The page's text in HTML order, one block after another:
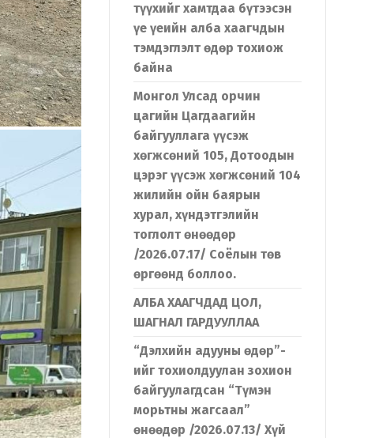
түүхийг хамтдаа бүтээсэн
үе үеийн алба хаагчдын
тэмдэглэлт өдөр тохиож
байна
Монгол Улсад орчин
цагийн Цагдаагийн
байгууллага үүсэж
хөгжсөний 105, Дотоодын
цэрэг үүсэж хөгжсөний 104
жилийн ойн баярын
хурал, хүндэтгэлийн
тоглолт өнөөдөр
/2026.07.17/ Соёлын төв
өргөөнд боллоо.
АЛБА ХААГЧДАД ЦОЛ,
ШАГНАЛ ГАРДУУЛЛАА
“Дэлхийн адууны өдөр”-
ийг тохиолдуулан зохион
байгуулагдсан “Түмэн
морьтны жагсаал”
өнөөдөр /2026.07.13/ Хүй